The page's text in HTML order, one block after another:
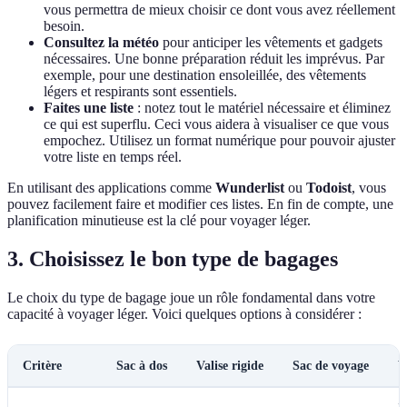
vous permettra de mieux choisir ce dont vous avez réellement
besoin.
Consultez la météo pour anticiper les vêtements et gadgets
nécessaires. Une bonne préparation réduit les imprévus. Par
exemple, pour une destination ensoleillée, des vêtements
légers et respirants sont essentiels.
Faites une liste : notez tout le matériel nécessaire et éliminez
ce qui est superflu. Ceci vous aidera à visualiser ce que vous
empochez. Utilisez un format numérique pour pouvoir ajuster
votre liste en temps réel.
En utilisant des applications comme Wunderlist ou Todoist, vous
pouvez facilement faire et modifier ces listes. En fin de compte, une
planification minutieuse est la clé pour voyager léger.
3. Choisissez le bon type de bagages
Le choix du type de bagage joue un rôle fondamental dans votre
capacité à voyager léger. Voici quelques options à considérer :
Critère Sac à dos Valise rigide Sac de voyage